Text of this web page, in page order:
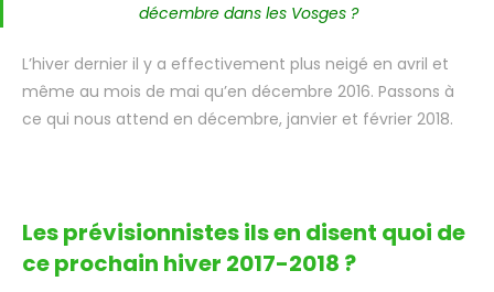
décembre dans les Vosges ?
L’hiver dernier il y a effectivement plus neigé en avril et
même au mois de mai qu’en décembre 2016. Passons à
ce qui nous attend en décembre, janvier et février 2018.
Les prévisionnistes ils en disent quoi de
ce prochain hiver 2017-2018 ?